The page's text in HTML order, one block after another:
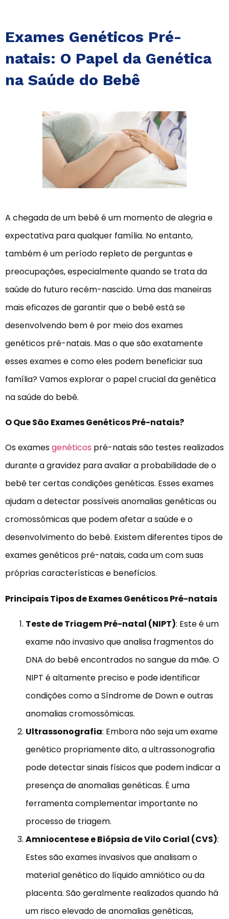
Exames Genéticos Pré-
natais: O Papel da Genética
na Saúde do Bebê
A chegada de um bebê é um momento de alegria e
expectativa para qualquer família. No entanto,
também é um período repleto de perguntas e
preocupações, especialmente quando se trata da
saúde do futuro recém-nascido. Uma das maneiras
mais eficazes de garantir que o bebê está se
desenvolvendo bem é por meio dos exames
genéticos pré-natais. Mas o que são exatamente
esses exames e como eles podem beneficiar sua
família? Vamos explorar o papel crucial da genética
na saúde do bebê.
O Que São Exames Genéticos Pré-natais?
Os examesgenéticos pré-natais são testes realizados
durante a gravidez para avaliar a probabilidade de o
bebê ter certas condições genéticas. Esses exames
ajudam a detectar possíveis anomalias genéticas ou
cromossômicas que podem afetar a saúde e o
desenvolvimento do bebê. Existem diferentes tipos de
exames genéticos pré-natais, cada um com suas
próprias características e benefícios.
Principais Tipos de Exames Genéticos Pré-natais
Teste de Triagem Pré-natal (NIPT): Este é um
exame não invasivo que analisa fragmentos do
DNA do bebê encontrados no sangue da mãe. O
NIPT é altamente preciso e pode identificar
condições como a Síndrome de Down e outras
anomalias cromossômicas.
Ultrassonografia: Embora não seja um exame
genético propriamente dito, a ultrassonografia
pode detectar sinais físicos que podem indicar a
presença de anomalias genéticas. É uma
ferramenta complementar importante no
processo de triagem.
Amniocentese e Biópsia de Vilo Corial (CVS):
Estes são exames invasivos que analisam o
material genético do líquido amniótico ou da
placenta. São geralmente realizados quando há
um risco elevado de anomalias genéticas,